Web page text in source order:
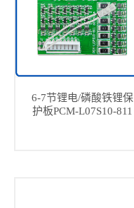
6-7节锂电/磷酸铁锂保
护板PCM-L07S10-811